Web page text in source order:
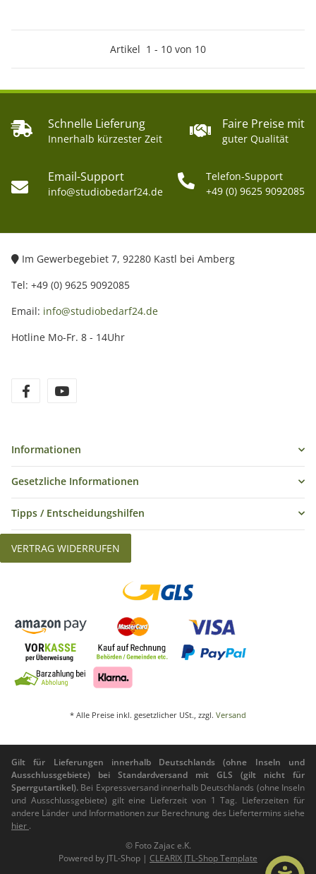
Artikel 1 - 10 von 10
Schnelle Lieferung
Innerhalb kürzester Zeit
Faire Preise mit
guter Qualität
Email-Support
info@studiobedarf24.de
Telefon-Support
+49 (0) 9625 9092085
Im Gewerbegebiet 7, 92280 Kastl bei Amberg
Tel: +49 (0) 9625 9092085
Email: info@studiobedarf24.de
Hotline Mo-Fr. 8 - 14Uhr
Informationen
Gesetzliche Informationen
Tipps / Entscheidungshilfen
VERTRAG WIDERRUFEN
* Alle Preise inkl. gesetzlicher USt., zzgl. Versand
Gilt für Lieferungen innerhalb Deutschlands (ohne Inseln und
Ausschlussgebiete) bei Standardversand mit GLS (gilt nicht für
Sperrgutartikel). Bei Expressversand innerhalb Deutschlands (ohne Inseln
und Ausschlussgebiete) gilt eine Lieferzeit von 1 Tag. Lieferzeiten für
andere Länder und Informationen zur Berechnung des Liefertermins siehe
hier .
© Foto Zajac e.K.
Powered by JTL-Shop | CLEARIX JTL-Shop Template